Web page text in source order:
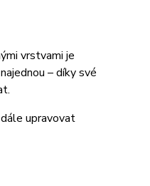
vrstvami je
– díky své
upravovat